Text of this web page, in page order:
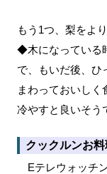
もう1つ、梨をよ
◆木になっている
で、もいだ後、ひ
まわっておいしく
冷やすと良いそう
クックルンお
Eテレウォッチ